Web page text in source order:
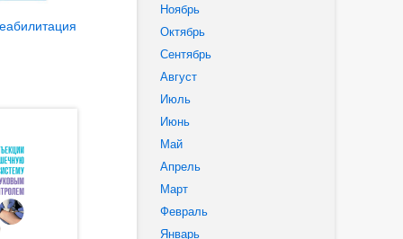
Ноябрь
Октябрь
Сентябрь
Август
Июль
Июнь
Май
Апрель
Март
Февраль
Январь